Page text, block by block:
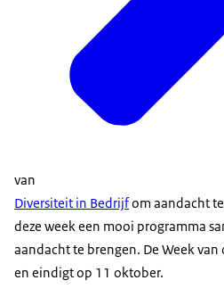
van
Diversiteit in Bedrijfom aandacht
deze week een mooi programma
aandacht te brengen. De Week
en eindigt op 11 oktober.